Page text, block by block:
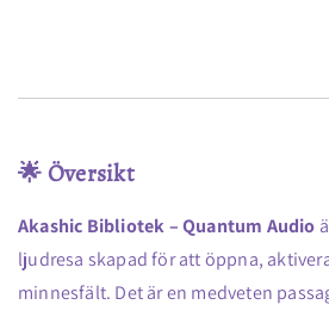
🌟 Översikt
Akashic Bibliotek – Quantum Audio
ljudresa skapad för att öppna,
minnesfält. Det är en medveten